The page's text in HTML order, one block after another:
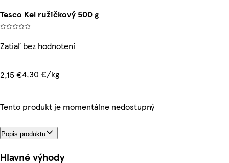
Tesco Kel ružičkový 500 g
Zatiaľ bez hodnotení
2,15 €4,30 €/kg
Tento produkt je momentálne nedostupný
Popis produktu
Hlavné výhody